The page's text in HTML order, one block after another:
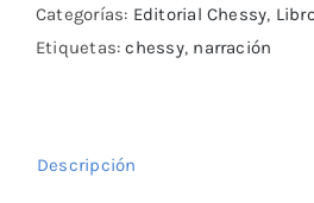
frases
del
Categorías: Editorial Chessy,
Etiquetas:chessy, narración
Descripción